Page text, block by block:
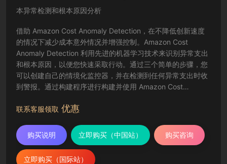
本异常检测和根本原因分析
借助 Amazon Cost Anomaly Detection，在不降低创新速度
的情况下减少成本意外情况并增强控制。Amazon Cost
Anomaly Detection 利用先进的机器学习技术来识别异常支出
和根本原因，以便您快速采取行动。通过三个简单的步骤，您
可以创建自己的情境化监控器，并在检测到任何异常支出时收
到警报。通过构建程序进行构建并使用 Amazon Cost
联系客服领取 优惠
购买说明 立即购买（中国站） 购买咨询
立即购买（国际站）